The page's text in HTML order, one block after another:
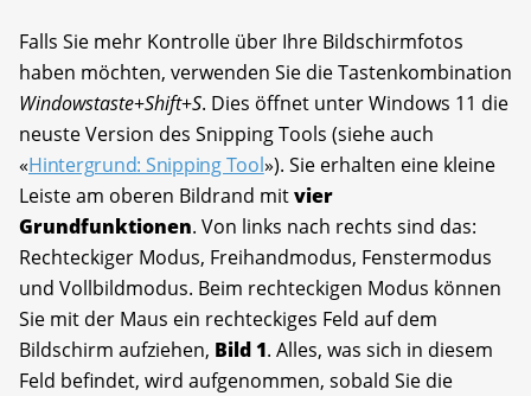
Falls Sie mehr Kontrolle über Ihre Bildschirmfotos
haben möchten, verwenden Sie die Tastenkombination
Windowstaste+Shift+S. Dies öffnet unter Windows 11 die
neuste Version des Snipping Tools (siehe auch
«Hintergrund: Snipping Tool»). Sie erhalten eine kleine
Leiste am oberen Bildrand mitvier
Grundfunktionen. Von links nach rechts sind das:
Rechteckiger Modus, Freihandmodus, Fenstermodus
und Vollbildmodus. Beim rechteckigen Modus können
Sie mit der Maus ein rechteckiges Feld auf dem
Bildschirm aufziehen, Bild1. Alles, was sich in diesem
Feld befindet, wird aufgenommen, sobald Sie die